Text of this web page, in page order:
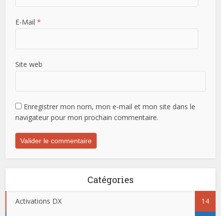
E-Mail *
Site web
Enregistrer mon nom, mon e-mail et mon site dans le
navigateur pour mon prochain commentaire.
Catégories
Activations DX 14